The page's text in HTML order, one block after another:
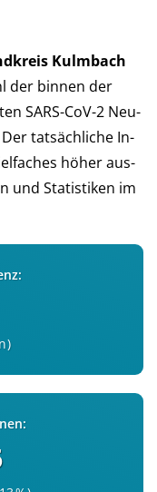
Kulmbach
der bin­nen der
SARS-CoV-2 Neu­
Der tat­säch­liche In­
höher aus­
und Sta­tis­ti­ken im